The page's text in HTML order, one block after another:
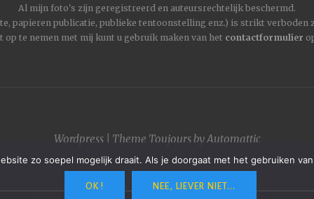
Al mijn foto's zijn geregistreerd en auteursrechtelijk beschermd.
papieren publicatie, publieke tentoonstelling enz.) is strikt
op te nemen met mij kunt u gebruik maken van het contactformulier
Wordpress| Theme ToujoursbyAutomattic
zo soepel mogelijk draait. Als je doorgaat met het gebruiken
OK ! NEE, LIEVER NIET...